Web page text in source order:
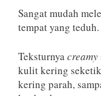
Sangat mudah
tempat yang teduh.
Teksturnyacreamy
kulit kering
kering parah,